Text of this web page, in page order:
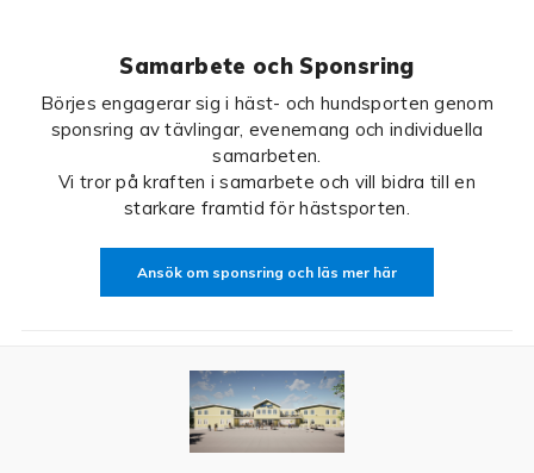
Samarbete och Sponsring
Börjes engagerar sig i häst- och hundsporten genom
sponsring av tävlingar, evenemang och individuella
samarbeten.
Vi tror på kraften i samarbete och vill bidra till en
starkare framtid för hästsporten.
Ansök om sponsring och läs mer här